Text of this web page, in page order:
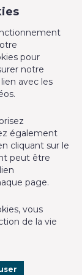
Oui
Oui
acoustique
pour
notre
avec les
également
cliquant sur le
peut être
page.
vous
de la vie
327
501.400 en
des agents
(+32 2 505
de l’ IPI
Belgium SA,